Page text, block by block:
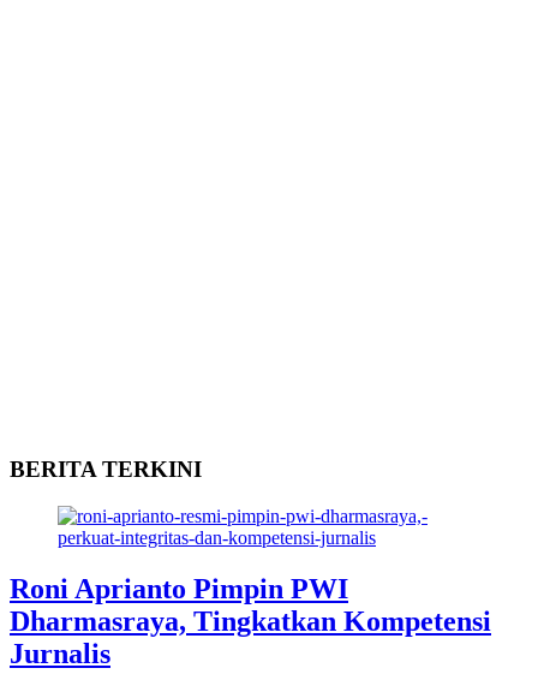
BERITA TERKINI
Roni Aprianto Pimpin PWI
Dharmasraya, Tingkatkan Kompetensi
Jurnalis